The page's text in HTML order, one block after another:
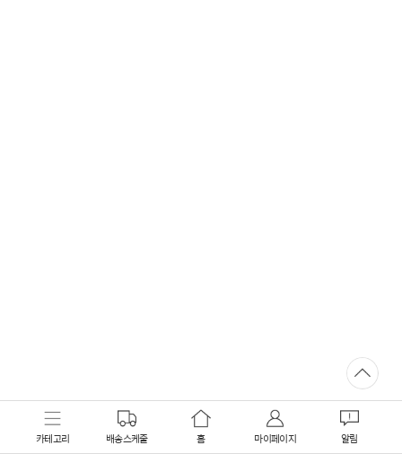
카테고리 배송스케줄 홈 마이페이지 알림